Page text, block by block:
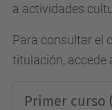
a actividades
Para consultar el
titulación, accede
Primer curso